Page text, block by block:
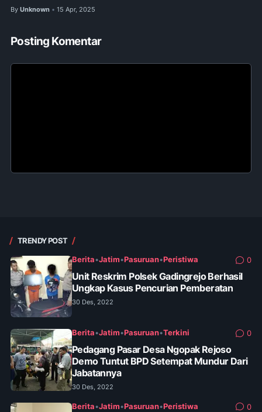
By Unknown • 15 Apr, 2025
Posting Komentar
TRENDY POST
Berita•Jatim•Pasuruan•Peristiwa 0
Unit Reskrim Polsek Gadingrejo Berhasil
Ungkap Kasus Pencurian Pemberatan
30 Des, 2022
Berita•Jatim•Pasuruan•Terkini 0
Pedagang Pasar Desa Ngopak Rejoso
Demo Tuntut BPD Setempat Mundur Dari
Jabatannya
30 Des, 2022
Berita•Jatim•Pasuruan•Peristiwa 0